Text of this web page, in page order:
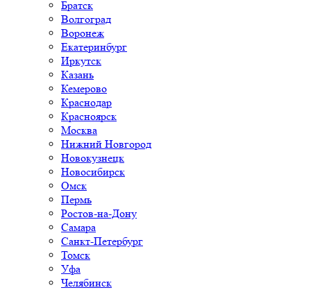
Братск
Волгоград
Воронеж
Екатеринбург
Иркутск
Казань
Кемерово
Краснодар
Красноярск
Москва
Нижний Новгород
Новокузнецк
Новосибирск
Омск
Пермь
Ростов-на-Дону
Самара
Санкт-Петербург
Томск
Уфа
Челябинск